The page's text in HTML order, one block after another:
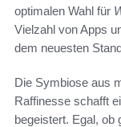
optimalen Wahl für
Vielzahl von Apps
dem neuesten
Die Symbiose aus
Raffinesse schafft
begeistert. Egal, ob